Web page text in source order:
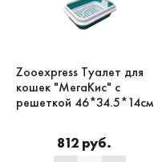
Zooexpress Туалет для
кошек "МегаКис" с
решеткой 46*34.5*14см
812 руб.